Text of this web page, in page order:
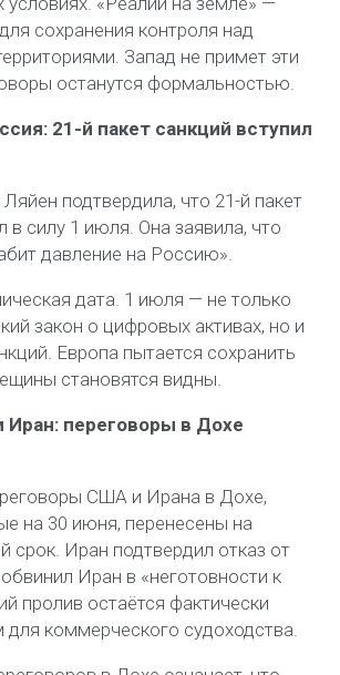
сохранения контроля над
Запад не примет эти
останутся формальностью.
21-й пакет санкций вступил
подтвердила, что 21-й пакет
в силу 1 июля. Она заявила, что
давление на Россию».
дата. 1 июля — не только
закон о цифровых активах, но и
Европа пытается сохранить
становятся видны.
переговоры в Дохе
США и Ирана в Дохе,
на 30 июня, перенесены на
срок. Иран подтвердил отказ от
Иран в «неготовности к
пролив остаётся фактически
коммерческого судоходства.